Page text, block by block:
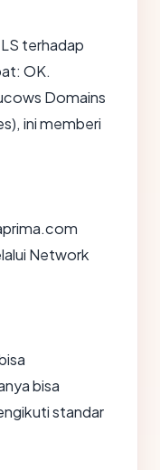
terhadap
OK.
Domains
ini memberi
Network
bisa
standar